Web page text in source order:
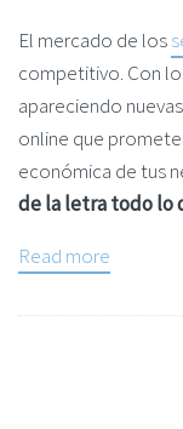
El mercado de los
competitivo. Con
apareciendo
online que
económica de tus
de la letra todo lo
Read more